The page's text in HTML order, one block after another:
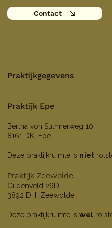
Contact
Praktijkgegevens
Praktijk Epe
Bertha von Sutnnerweg 10
8161 DK Epe
Deze praktijkruimte is niet
Praktijk Zeewolde
Gildenveld 26D
3892 DH Zeewolde
Deze praktijkruimte is wel